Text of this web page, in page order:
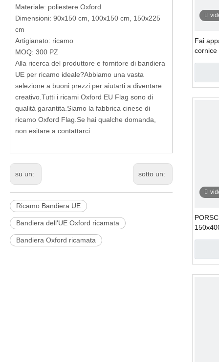
Materiale: poliestere Oxford
Dimensioni: 90x150 cm, 100x150 cm, 150x225
cm
Artigianato: ricamo
MOQ: 300 PZ
Alla ricerca del produttore e fornitore di bandiera
UE per ricamo ideale?Abbiamo una vasta
selezione a buoni prezzi per aiutarti a diventare
creativo.Tutti i ricami Oxford EU Flag sono di
qualità garantita.Siamo la fabbrica cinese di
ricamo Oxford Flag.Se hai qualche domanda,
non esitare a contattarci.
su un: sotto un:
Ricamo Bandiera UE
Bandiera dell'UE Oxford ricamata
Bandiera Oxford ricamata
Fai
cornice